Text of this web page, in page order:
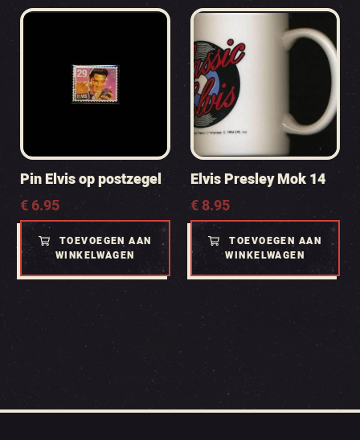
Pin Elvis op postzegel
€6.95
TOEVOEGEN AAN
WINKELWAGEN
Elvis Presley Mok 14
€8.95
TOEVOEGEN AAN
WINKELWAGEN